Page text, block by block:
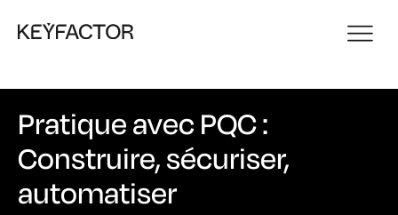
Pratique avec PQC :
Construire, sécuriser,
automatiser